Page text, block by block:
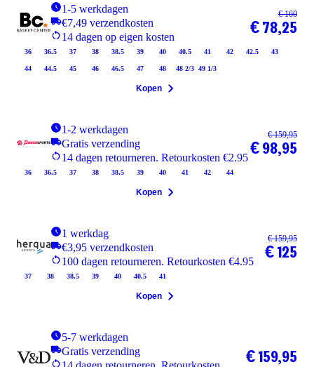
1-5 werkdagen
€7,49 verzendkosten
14 dagen op eigen kosten
36 36.5 37 38 38.5 39 40 40.5 41 42 42.5 43
44 44.5 45 46 46.5 47 48 48 2/3 49 1/3
€ 160
€ 78,25
Kopen
1-2 werkdagen
Gratis verzending
14 dagen retourneren. Retourkosten €2.95
36 36.5 37 38 38.5 39 40 41 42 44
€ 159,95
€ 98,95
Kopen
1 werkdag
€3,95 verzendkosten
100 dagen retourneren. Retourkosten €4.95
37 38 38.5 39 40 40.5 41
€ 159,95
€ 125
Kopen
5-7 werkdagen
Gratis verzending
€ 159,95